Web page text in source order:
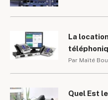
La
Par Maïté
Quel Est